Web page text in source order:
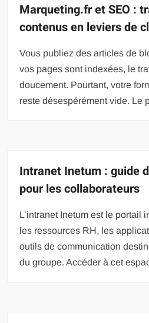
Marqueting.fr et SEO :
contenus en leviers de
Vous publiez des articles de
vos pages sont indexées, le
doucement. Pourtant, votre
reste désespérément vide. Le
Intranet Inetum : guide
pour les collaborateurs
L’intranet Inetum est le portail
les ressources RH, les
outils de communication
du groupe. Accéder à cet